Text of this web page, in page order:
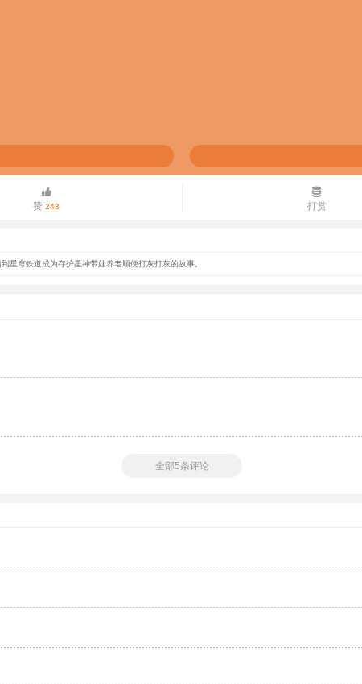
赞 243 打赏
星穹铁道成为存护星神带娃养老顺便打灰打灰的故事。
全部5条评论